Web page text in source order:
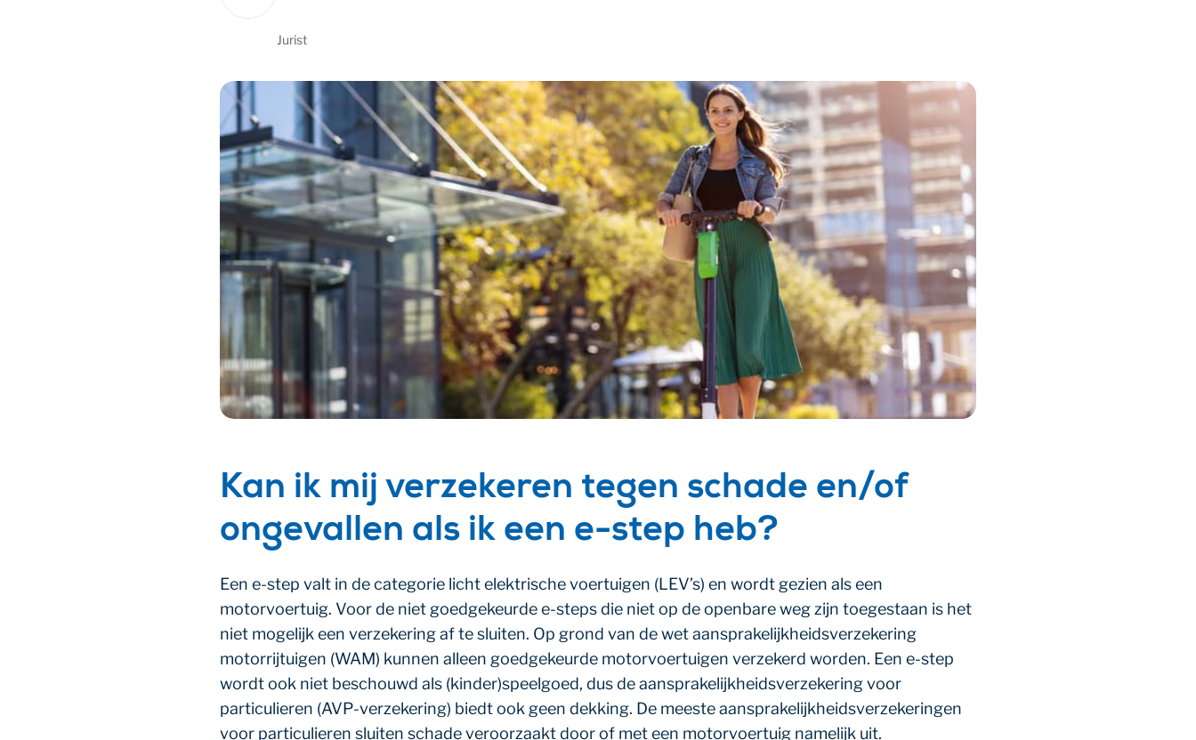
Jurist
Kan ik mij verzekeren tegen schade en/of
ongevallen als ik een e-step heb?
Een e-step valt in de categorie licht elektrische voertuigen (LEV’s) en wordt gezien als een
motorvoertuig. Voor de niet goedgekeurde e-steps die niet op de openbare weg zijn toegestaan is het
niet mogelijk een verzekering af te sluiten. Op grond van de wet aansprakelijkheidsverzekering
motorrijtuigen (WAM) kunnen alleen goedgekeurde motorvoertuigen verzekerd worden. Een e-step
wordt ook niet beschouwd als (kinder)speelgoed, dus de aansprakelijkheidsverzekering voor
particulieren (AVP-verzekering) biedt ook geen dekking. De meeste aansprakelijkheidsverzekeringen
voor particulieren sluiten schade veroorzaakt door of met een motorvoertuig namelijk uit.